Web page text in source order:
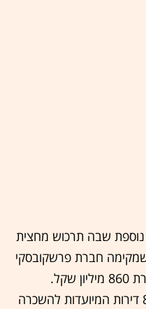
שבה תרכוש מחצית
חברת פרשקובסקי
(בבאר יעקב, לוד וכפר אז"ר) תמורת 860 מיליון שקל.
בפרויקטים אלה ייבנו מעל ל-860 דירות המיועדות להשכרה